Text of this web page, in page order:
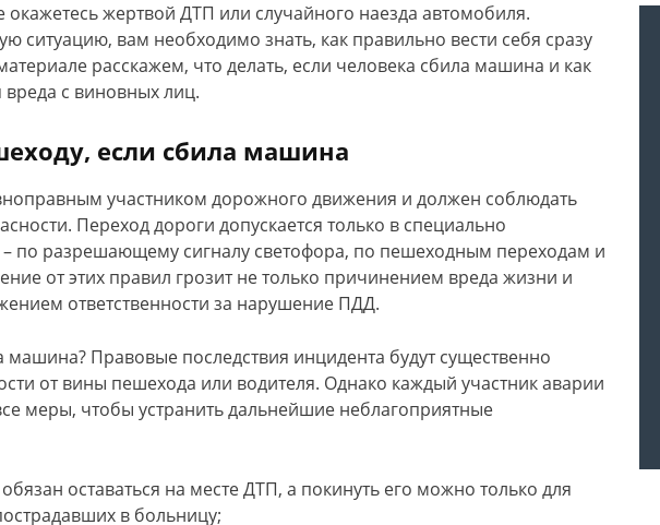
окажетесь жертвой ДТП или случайного наезда автомобиля.
ситуацию, вам необходимо знать, как правильно вести себя сразу
расскажем, что делать, если человека сбила машина и как
с виновных лиц.
если сбила машина
участником дорожного движения и должен соблюдать
Переход дороги допускается только в специально
по разрешающему сигналу светофора, по пешеходным переходам и
от этих правил грозит не только причинением вреда жизни и
ответственности за нарушение ПДД.
машина? Правовые последствия инцидента будут существенно
от вины пешехода или водителя. Однако каждый участник аварии
меры, чтобы устранить дальнейшие неблагоприятные
оставаться на месте ДТП, а покинуть его можно только для
в больницу;